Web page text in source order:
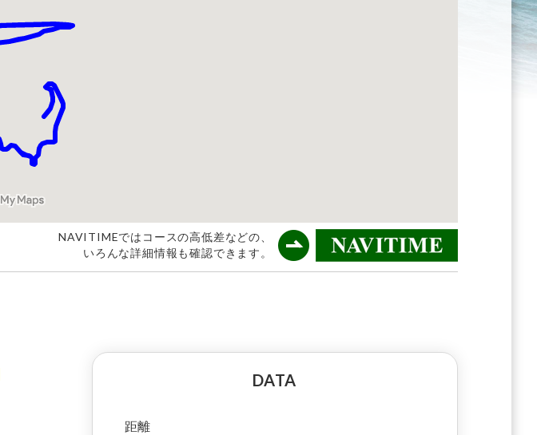
NAVITIMEではコースの高低差などの、
いろんな詳細情報も確認できます。
DATA
距離